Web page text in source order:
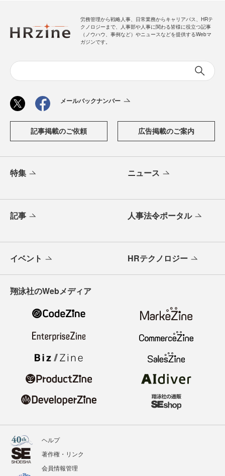
労務管理から戦略人事、日常業務からキャリアパス、HRテ
クノロジーまで、人事部や人事に関わる皆様に役立つ記事
（ノウハウ、事例など）やニュースなどを提供するWebマ
ガジンです。
メールバックナンバー
記事掲載のご依頼 広告掲載のご案内
特集 ニュース
記事 人事法令ポータル
イベント HRテクノロジー
翔泳社のWebメディア
ヘルプ
著作権・リンク
会員情報管理